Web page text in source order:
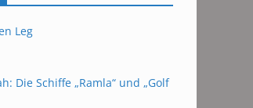
Leg
Die Schiffe „Ramla“ und „Golf